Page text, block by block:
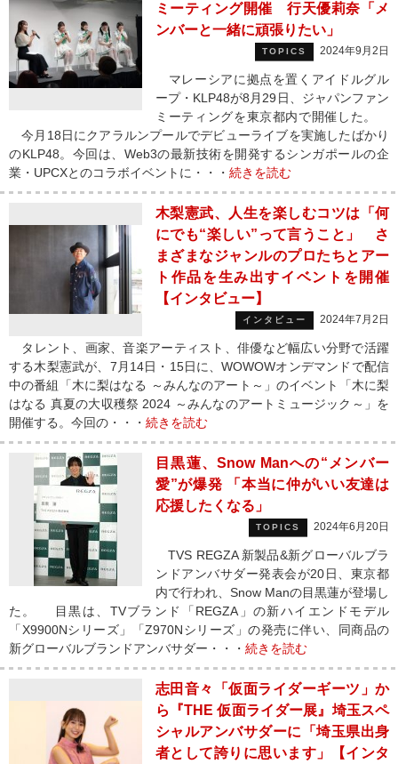
ミーティング開催 行天優莉奈「メ
ンバーと一緒に頑張りたい」
TOPICS 2024年9月2日
マレーシアに拠点を置くアイドルグル
ープ・KLP48が8月29日、ジャパンファン
ミーティングを東京都内で開催した。
今月18日にクアラルンプールでデビューライブを実施したばかり
のKLP48。今回は、Web3の最新技術を開発するシンガポールの企
業・UPCXとのコラボイベントに・・・ 続きを読む
木梨憲武、人生を楽しむコツは「何
にでも“楽しい”って言うこと」 さ
まざまなジャンルのプロたちとアー
ト作品を生み出すイベントを開催
【インタビュー】
インタビュー 2024年7月2日
タレント、画家、音楽アーティスト、俳優など幅広い分野で活躍
する木梨憲武が、7月14日・15日に、WOWOWオンデマンドで配信
中の番組「木に梨はなる ～みんなのアート～」のイベント「木に梨
はなる 真夏の大収穫祭 2024 ～みんなのアートミュージック～」を
開催する。今回の・・・ 続きを読む
目黒蓮、Snow Manへの“メンバー
愛”が爆発 「本当に仲がいい友達は
応援したくなる」
TOPICS 2024年6月20日
TVS REGZA 新製品&新グローバルブラ
ンドアンバサダー発表会が20日、東京都
内で行われ、Snow Manの目黒蓮が登場し
た。 目黒は、TVブランド「REGZA」の新ハイエンドモデル
「X9900Nシリーズ」「Z970Nシリーズ」の発売に伴い、同商品の
新グローバルブランドアンバサダー・・・ 続きを読む
志田音々「仮面ライダーギーツ」か
ら『THE 仮面ライダー展』埼玉スペ
シャルアンバサダーに「埼玉県出身
者として誇りに思います」【インタ